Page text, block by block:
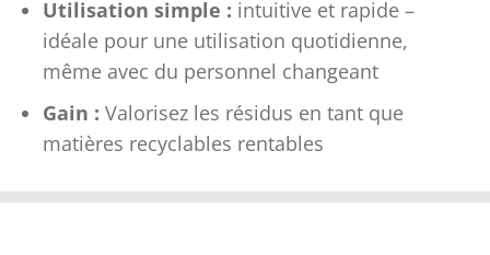
Utilisation simple : intuitive et rapide –
idéale pour une utilisation quotidienne,
même avec du personnel changeant
Gain : Valorisez les résidus en tant que
matières recyclables rentables